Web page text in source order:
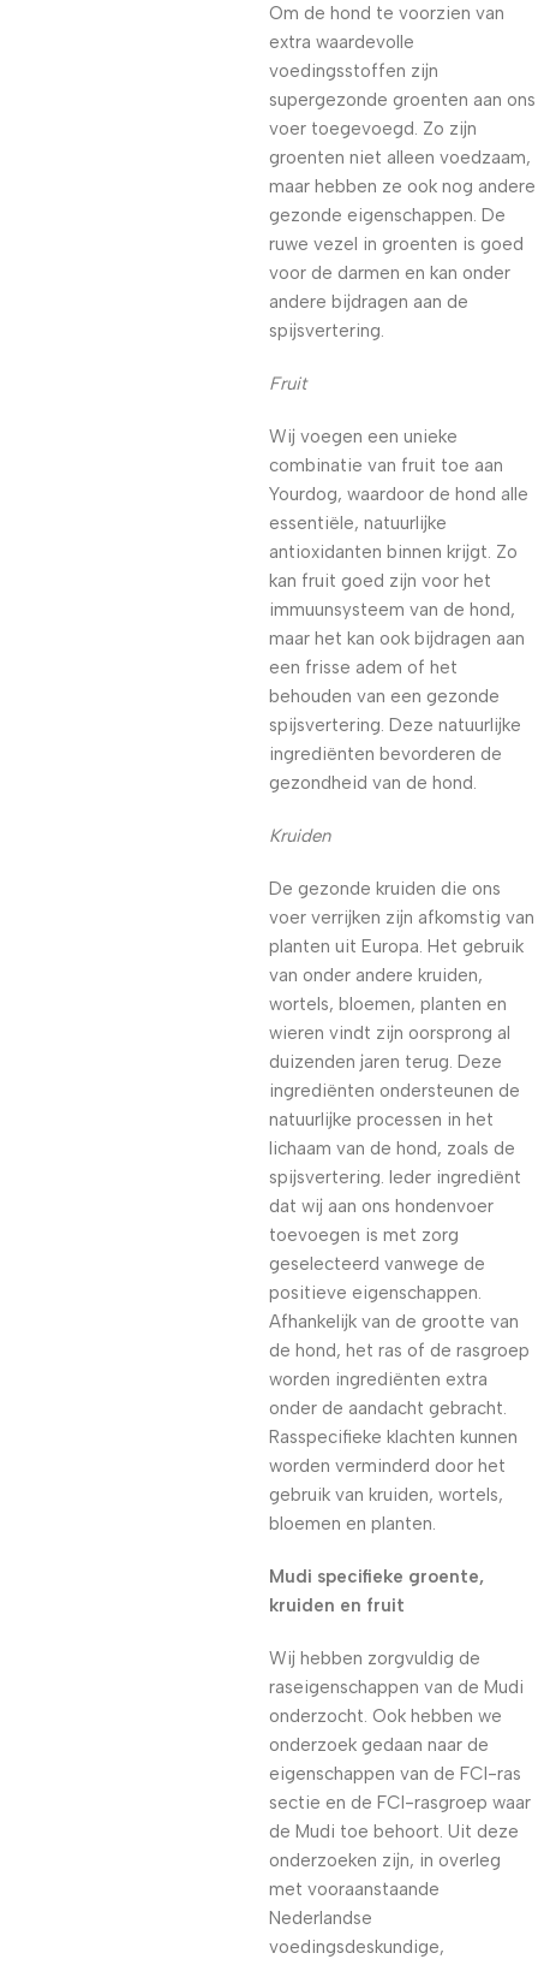
Om de hond te voorzien van
extra waardevolle
voedingsstoffen zijn
supergezonde groenten aan ons
voer toegevoegd. Zo zijn
groenten niet alleen voedzaam,
maar hebben ze ook nog andere
gezonde eigenschappen. De
ruwe vezel in groenten is goed
voor de darmen en kan onder
andere bijdragen aan de
spijsvertering.
Fruit
Wij voegen een unieke
combinatie van fruit toe aan
Yourdog, waardoor de hond alle
essentiële, natuurlijke
antioxidanten binnen krijgt. Zo
kan fruit goed zijn voor het
immuunsysteem van de hond,
maar het kan ook bijdragen aan
een frisse adem of het
behouden van een gezonde
spijsvertering. Deze natuurlijke
ingrediënten bevorderen de
gezondheid van de hond.
Kruiden
De gezonde kruiden die ons
voer verrijken zijn afkomstig van
planten uit Europa. Het gebruik
van onder andere kruiden,
wortels, bloemen, planten en
wieren vindt zijn oorsprong al
duizenden jaren terug. Deze
ingrediënten ondersteunen de
natuurlijke processen in het
lichaam van de hond, zoals de
spijsvertering. Ieder ingrediënt
dat wij aan ons hondenvoer
toevoegen is met zorg
geselecteerd vanwege de
positieve eigenschappen.
Afhankelijk van de grootte van
de hond, het ras of de rasgroep
worden ingrediënten extra
onder de aandacht gebracht.
Rasspecifieke klachten kunnen
worden verminderd door het
gebruik van kruiden, wortels,
bloemen en planten.
Mudi specifieke groente,
kruiden en fruit
Wij hebben zorgvuldig de
raseigenschappen van de Mudi
onderzocht. Ook hebben we
onderzoek gedaan naar de
eigenschappen van de FCI-ras
sectie en de FCI-rasgroep waar
de Mudi toe behoort. Uit deze
onderzoeken zijn, in overleg
met vooraanstaande
Nederlandse
voedingsdeskundige,